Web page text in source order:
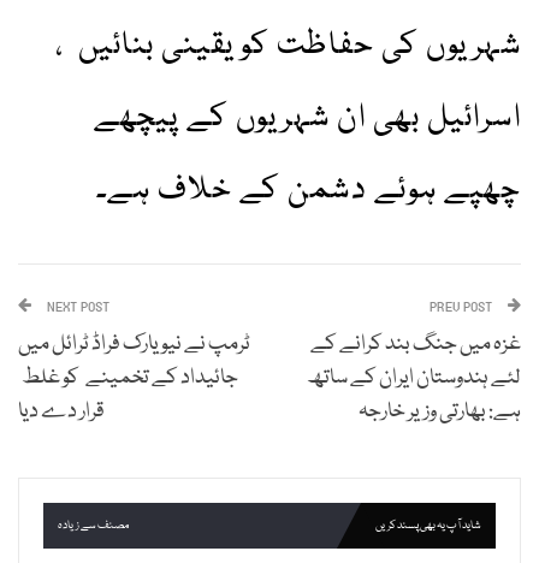
شہریوں کی حفاظت کو یقینی بنائیں ،
اسرائیل بھی ان شہریوں کے پیچھے
چھپے ہوئے دشمن کے خلاف ہے۔
غزہ میں جنگ بند کرانے کے
لئے ہندوستان ایران کے ساتھ
ہے: بھارتی وزیر خارجہ
NEXT POST
ٹرمپ نے نیو یارک فراڈ ٹرائل میں
جائیداد کے تخمینے کو غلط
قرار دے دیا
شاید آپ یہ بھی پسند کریں مصنف سے زیادہ